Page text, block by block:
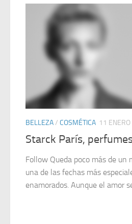
BELLEZA/ COSMÉTICA 11
Starck París,
Follow Queda poco más de un
una de las fechas más
enamorados. Aunque el amor